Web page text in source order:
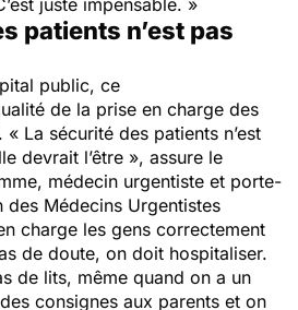
patients n’est pas
public, ce
de la prise en charge des
« La sécurité des patients n’est
devrait l’être », assure le
médecin urgentiste et porte-
des Médecins Urgentistes
charge les gens correctement
de doute, on doit hospitaliser.
de lits, même quand on a un
consignes aux parents et on